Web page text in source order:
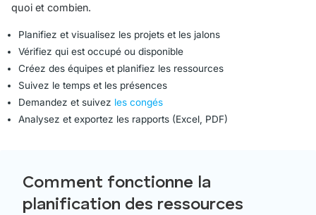
quoi et combien.
Planifiez et visualisez les projets et les jalons
Vérifiez qui est occupé ou disponible
Créez des équipes et planifiez les ressources
Suivez le temps et les présences
Demandez et suivez les congés
Analysez et exportez les rapports (Excel, PDF)
Comment fonctionne la
planification des ressources